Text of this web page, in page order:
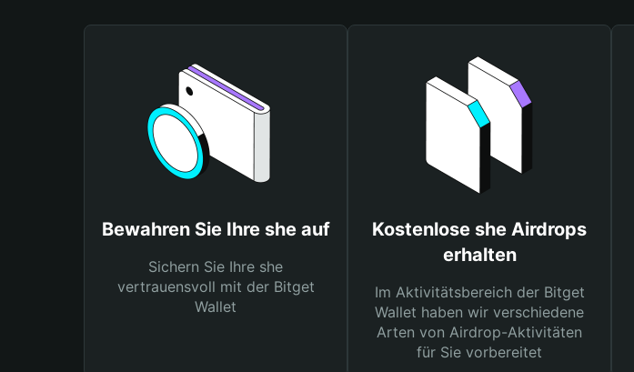
Bewahren Sie Ihre she auf
Sichern Sie Ihre she
vertrauensvoll mit der Bitget
Wallet
Kostenlose she Airdrops
erhalten
Im Aktivitätsbereich der Bitget
Wallet haben wir verschiedene
Arten von Airdrop-Aktivitäten
für Sie vorbereitet